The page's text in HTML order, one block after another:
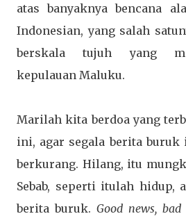
atas banyaknya bencana
Indonesian, yang salah
berskala tujuh yang
kepulauan Maluku.
Marilah kita berdoa yang
ini, agar segala berita
berkurang. Hilang, itu
Sebab, seperti itulah hidup,
berita buruk. Good news, bad